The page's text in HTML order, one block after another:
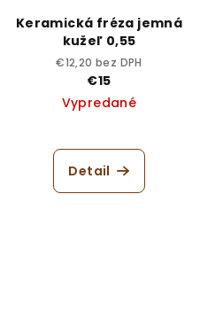
Keramická fréza jemná
kužeľ 0,55
€12,20 bez DPH
€15
Vypredané
Detail